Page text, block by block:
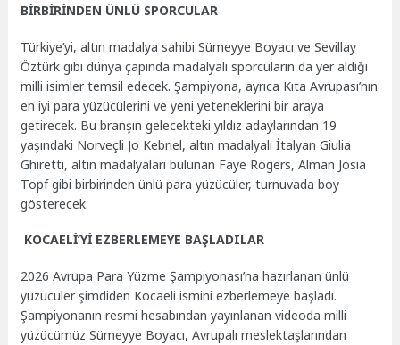
BİRBİRİNDEN ÜNLÜ SPORCULAR
Türkiye’yi, altın madalya sahibi Sümeyye Boyacı ve Sevillay
Öztürk gibi dünya çapında madalyalı sporcuların da yer aldığı
milli isimler temsil edecek. Şampiyona, ayrıca Kıta Avrupası’nın
en iyi para yüzücülerini ve yeni yeteneklerini bir araya
getirecek. Bu branşın gelecekteki yıldız adaylarından 19
yaşındaki Norveçli Jo Kebriel, altın madalyalı İtalyan Giulia
Ghiretti, altın madalyaları bulunan Faye Rogers, Alman Josia
Topf gibi birbirinden ünlü para yüzücüler, turnuvada boy
gösterecek.
KOCAELİ’Yİ EZBERLEMEYE BAŞLADILAR
2026 Avrupa Para Yüzme Şampiyonası’na hazırlanan ünlü
yüzücüler şimdiden Kocaeli ismini ezberlemeye başladı.
Şampiyonanın resmi hesabından yayınlanan videoda milli
yüzücümüz Sümeyye Boyacı, Avrupalı meslektaşlarından